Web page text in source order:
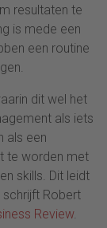
resultaten te
is mede een
een routine
dit wel het
als iets
als een
te worden met
skills. Dit leidt
Robert
Review.